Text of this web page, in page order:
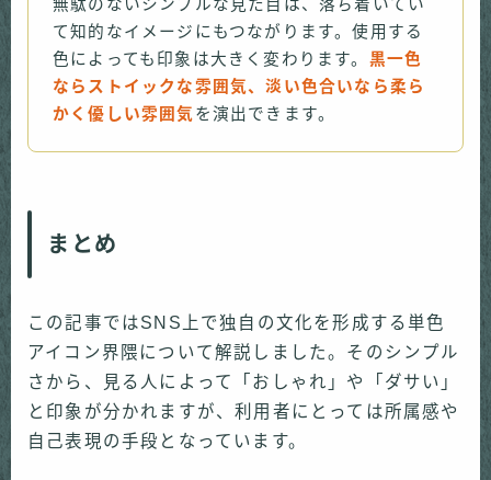
無駄のないシンプルな見た目は、落ち着いてい
て知的なイメージにもつながります。使用する
色によっても印象は大きく変わります。 黒一色
ならストイックな雰囲気、淡い色合いなら柔ら
かく優しい雰囲気 を演出できます。
まとめ
この記事ではSNS上で独自の文化を形成する単色
アイコン界隈について解説しました。そのシンプル
さから、見る人によって「おしゃれ」や「ダサい」
と印象が分かれますが、利用者にとっては所属感や
自己表現の手段となっています。